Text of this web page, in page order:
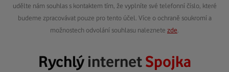
udělte nám souhlas s kontaktem tím, že vyplníte své telefonní číslo, které
budeme zpracovávat pouze pro tento účel. Více o ochraně soukromí a
možnostech odvolání souhlasu naleznete zde
RychlýinternetSpojka